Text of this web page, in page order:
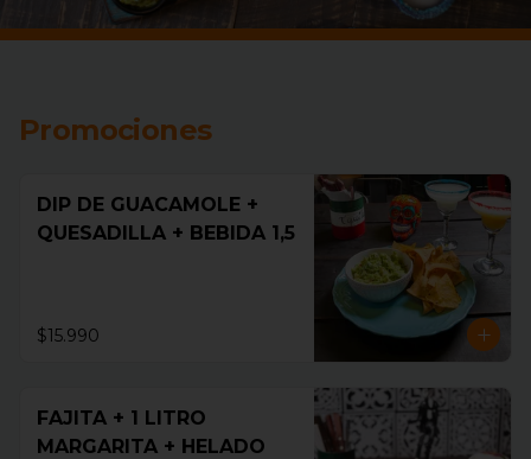
Promociones
DIP DE GUACAMOLE +
QUESADILLA + BEBIDA 1,5
$15.990
FAJITA + 1 LITRO
MARGARITA + HELADO